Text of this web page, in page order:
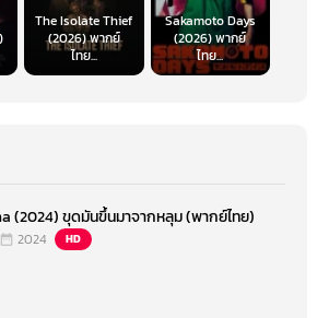
The Isolate Thief
(2026) พากย์
ไทย...
Sakamoto Days
(2026) พากย์
ไทย...
(2024) ขุดมันขึ้นมาจากหลุม (พากย์ไทย)
2024 HD